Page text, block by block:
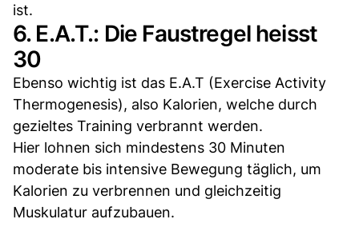
ist.
6. E.A.T.: Die Faustregel heisst
30
Ebenso wichtig ist das E.A.T (Exercise Activity
Thermogenesis), also Kalorien, welche durch
gezieltes Training verbrannt werden.
Hier lohnen sich mindestens 30 Minuten
moderate bis intensive Bewegung täglich, um
Kalorien zu verbrennen und gleichzeitig
Muskulatur aufzubauen.